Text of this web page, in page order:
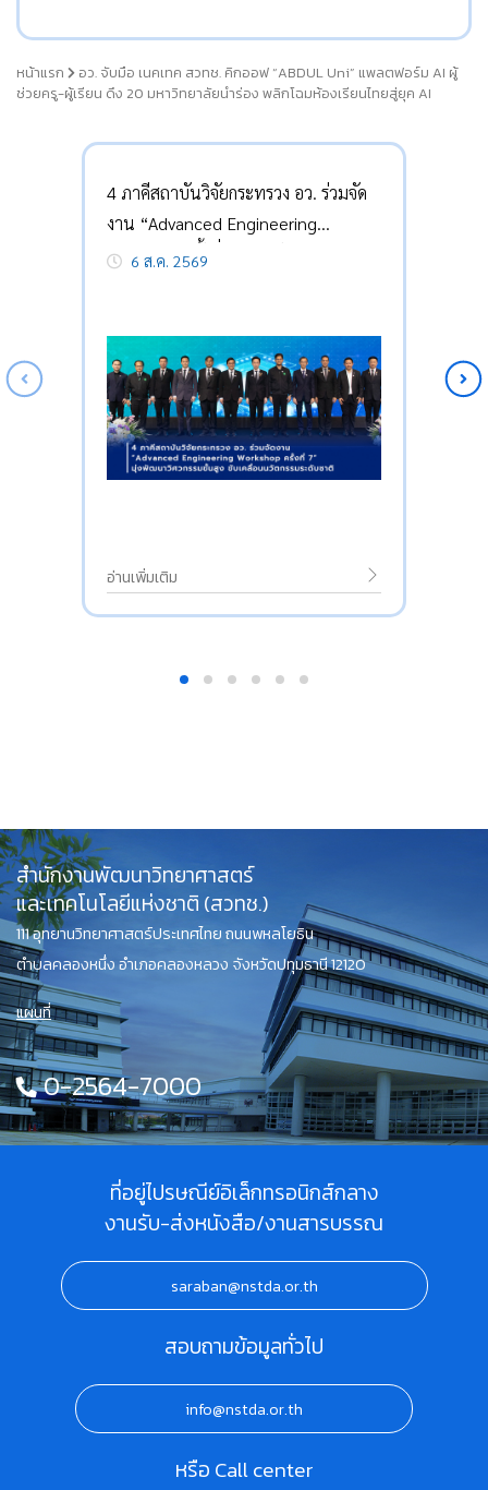
หน้าแรก
อว. จับมือ เนคเทค สวทช. คิกออฟ “ABDUL Uni” แพลตฟอร์ม AI ผู้
ช่วยครู-ผู้เรียน ดึง 20 มหาวิทยาลัยนำร่อง พลิกโฉมห้องเรียนไทยสู่ยุค AI
4 ภาคีสถาบันวิจัยกระทรวง อว. ร่วมจัด
งาน “Advanced Engineering
Workshop ครั้งที่ 7” มุ่งพัฒนาวิศวกรรม
6 ส.ค. 2569
อ่านเพิ่มเติม
สำนักงานพัฒนาวิทยาศาสตร์
และเทคโนโลยีแห่งชาติ (สวทช.)
111 อุทยานวิทยาศาสตร์ประเทศไทย ถนนพหลโยธิน
ตำบลคลองหนึ่ง อำเภอคลองหลวง จังหวัดปทุมธานี 12120
แผนที่
0-2564-7000
ที่อยู่ไปรษณีย์อิเล็กทรอนิกส์กลาง
งานรับ-ส่งหนังสือ/งานสารบรรณ
saraban@nstda.or.th
สอบถามข้อมูลทั่วไป
info@nstda.or.th
หรือ Call center